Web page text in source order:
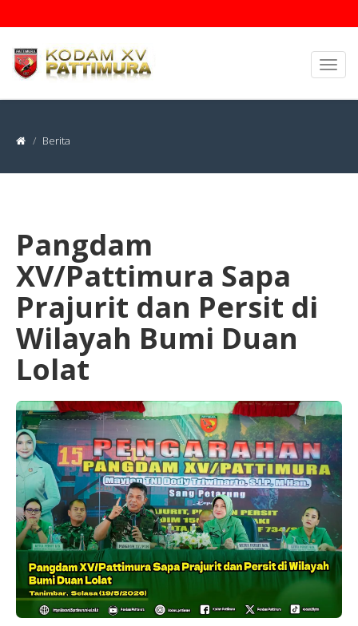
Berita
Pangdam
XV/Pattimura Sapa
Prajurit dan Persit di
Wilayah Bumi Duan
Lolat